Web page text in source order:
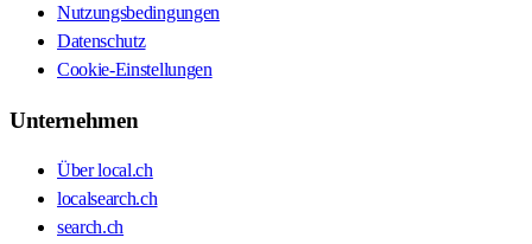
Nutzungsbedingungen
Datenschutz
Cookie-Einstellungen
Unternehmen
Über local.ch
localsearch.ch
search.ch